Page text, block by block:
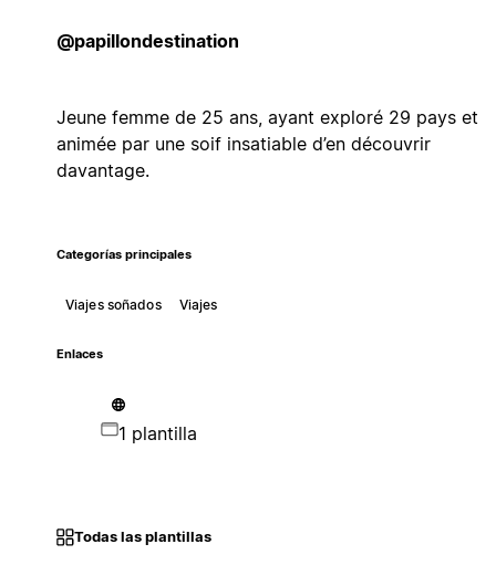
@papillondestination
Jeune femme de 25 ans, ayant exploré 29 pays et
animée par une soif insatiable d’en découvrir
davantage.
Categorías principales
Viajes soñados Viajes
Enlaces
1 plantilla
Todas las plantillas